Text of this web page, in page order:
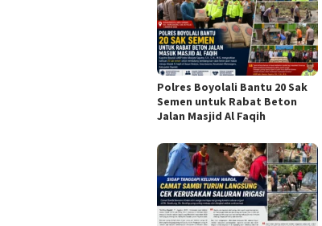
Polres Boyolali Bantu 20 Sak
Semen untuk Rabat Beton
Jalan Masjid Al Faqih